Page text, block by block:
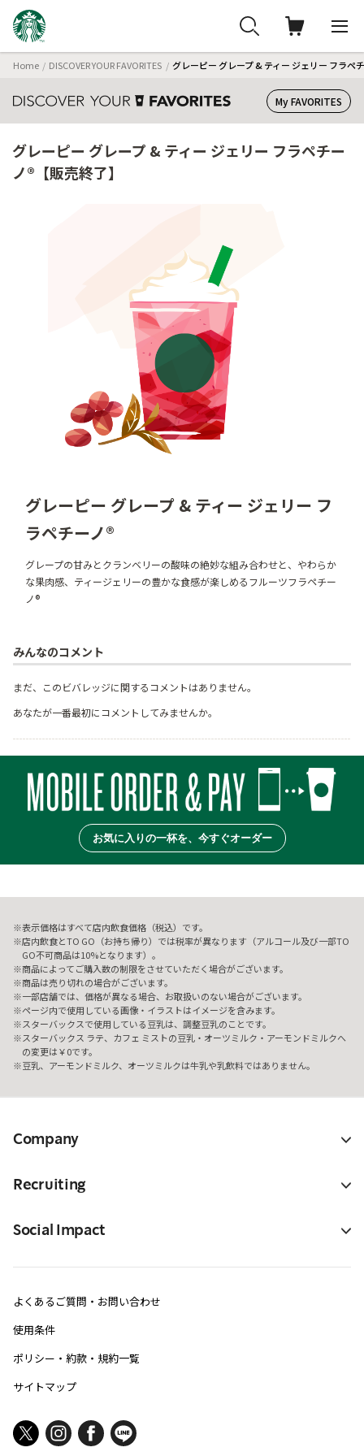
Home DISCOVER YOUR FAVORITES グレーピー グレープ & ティー ジェリー フラペ
My FAVORITES
グレーピー グレープ & ティー ジェリー フラペチー
ノ®【販売終了】
グレーピー グレープ & ティー ジェリー フ
ラペチーノ®
グレープの甘みとクランベリーの酸味の絶妙な組み合わせと、やわらか
な果肉感、ティージェリーの豊かな食感が楽しめるフルーツフラペチー
ノ®
みんなのコメント
まだ、このビバレッジに関するコメントはありません。
あなたが一番最初にコメントしてみませんか。
お気に入りの一杯を、今すぐオーダー
表示価格はすべて店内飲食価格（税込）です。
店内飲食とTO GO（お持ち帰り）では税率が異なります（アルコール及び一部TO
GO不可商品は10%となります）。
商品によってご購入数の制限をさせていただく場合がございます。
商品は売り切れの場合がございます。
一部店舗では、価格が異なる場合、お取扱いのない場合がございます。
ページ内で使用している画像・イラストはイメージを含みます。
スターバックスで使用している豆乳は、調整豆乳のことです。
スターバックス ラテ、カフェ ミストの豆乳・オーツミルク・アーモンドミルクへ
の変更は￥0です。
豆乳、アーモンドミルク、オーツミルクは牛乳や乳飲料ではありません。
Company
Recruiting
Social Impact
よくあるご質問・お問い合わせ
使用条件
ポリシー・約款・規約一覧
サイトマップ